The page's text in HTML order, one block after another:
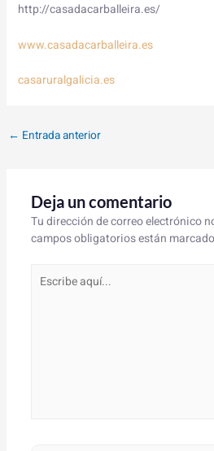
http://casadacarballeira.es/
www.casadacarballeira.es
casaruralgalicia.es
← Entrada anterior
Deja un comentario
Tu dirección de correo electrónico
campos obligatorios están
Escribe